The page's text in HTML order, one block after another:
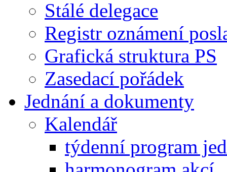
Stálé delegace
Registr oznámení
Grafická struktura PS
Zasedací pořádek
Jednání a dokumenty
Kalendář
týdenní program